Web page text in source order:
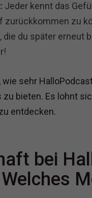
Jeder kennt das
zurückkommen zu
die du später erneut
wie sehr
bieten. Es lohnt
entdecken.
bei